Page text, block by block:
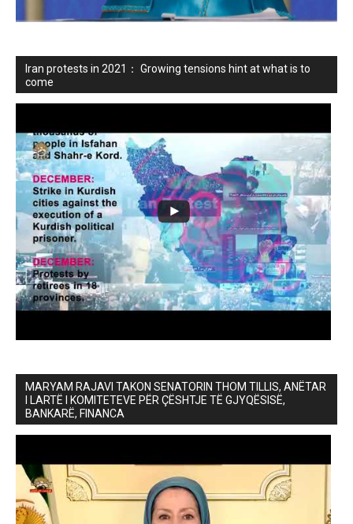
Iran protests in 2021： Growing tensions hint at what is to
come
MARYAM RAJAVI TAKON SENATORIN THOM TILLIS, ANËTAR
I LARTË I KOMITETEVE PËR ÇËSHTJE TË GJYQËSISË,
BANKARË, FINANCA